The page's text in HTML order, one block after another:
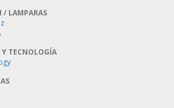
LAMPARAS
TECNOLOGÍA